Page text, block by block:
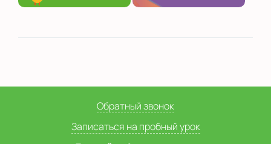
Обратный звонок
Записаться на пробный урок